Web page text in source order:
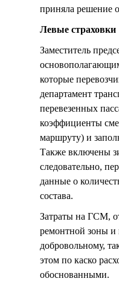
приняла решение
Левые страховки
Заместитель
которые
департамент
перевезенных
коэффициенты
маршруту) и
Также включены
следовательно,
данные о
состава.
Затраты на ГСМ,
ремонтной зоны и
добровольному,
этом по каско
обоснованными.